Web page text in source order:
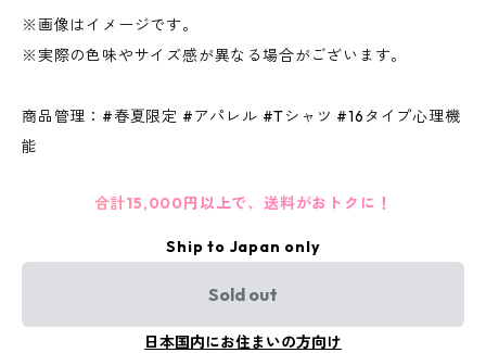
※画像はイメージです。
※実際の色味やサイズ感が異なる場合がございます。
商品管理：#春夏限定 #アパレル #Tシャツ #16タイプ心理機
能
合計15,000円以上で、送料がおトクに！
Ship to Japan only
Sold out
日本国内にお住まいの方向け